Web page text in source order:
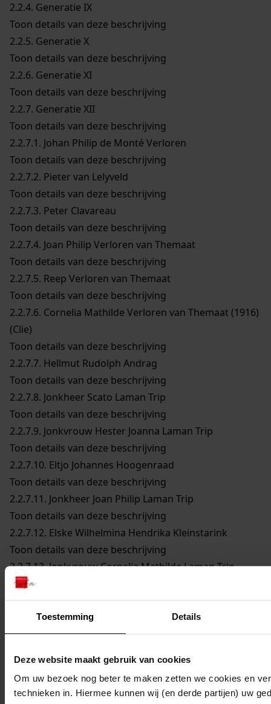
Toestemming Details
Deze website maakt gebruik van cookies
Om uw bezoek nog beter te maken zetten we cookies en
technieken in. Hiermee kunnen wij (en derde partijen) uw
2.2.4. Generatie IX
Toon details van deze beschrijving
2.2.5. Generatie X
Toon details van deze beschrijving
2.2.6. Generatie XI
Toon details van deze beschrijving
2.2.7. Generatie XII
Toon details van deze beschrijving
2.2.7.1. Johan Philip de Monté Verloren
Toon details van deze beschrijving
2.2.7.2. Pieter van Lelyveld
Toon details van deze beschrijving
2.2.7.3. Peter Clavareau
Toon details van deze beschrijving
2.2.7.4. Joan Philip Verloren van Themaat
Toon details van deze beschrijving
2.2.7.5. Reep Verloren van Themaat
Toon details van deze beschrijving
2.2.7.6. Cornelia Mathilde Verloren van Themaat (1916)
(Clie)
Toon details van deze beschrijving
2.2.7.7. Hellmut Rudolph Andrag
Toon details van deze beschrijving
2.2.7.8. Jonkheer Scato Laman Trip
Toon details van deze beschrijving
2.2.7.9. Jonkvrouw Hester Joanna Laman Trip
Toon details van deze beschrijving
2.2.7.10. Eltjo Johannes Hoogenraad
Toon details van deze beschrijving
2.2.7.11. Jonkheer Joan Philip Laman Trip
Toon details van deze beschrijving
2.2.7.12. Elske Wilhelmina Hendrika Kleinstarink
Toon details van deze beschrijving
2.2.7.13.Jonkvrouw Cornelia Mathilde Laman Trip
Toon details van deze beschrijving
2.2.7.14.Reep Verloren van Themaat
Toon details van deze beschrijving
2.2.7.15.Pieter Verloren van Themaat
Joan Philip Verloren van Themaat
Toon details van deze beschrijving